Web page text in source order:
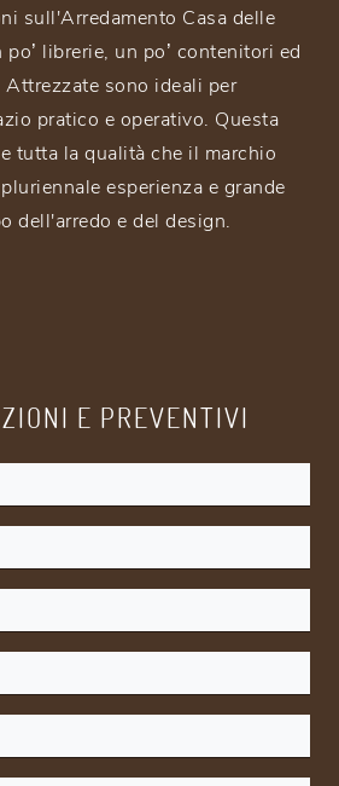
sull'Arredamento Casa delle
librerie, un po’ contenitori ed
sono ideali per
pratico e operativo. Questa
tutta la qualità che il marchio
esperienza e grande
dell'arredo e del design.
E PREVENTIVI